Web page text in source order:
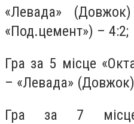
«Левада»
«Под.цемент») – 4:2;
Гра за 5 місце
– «Левада»
Гра за 7